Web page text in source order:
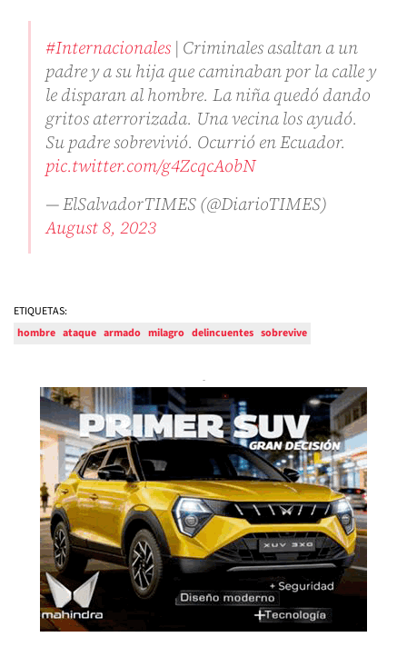
#Internacionales | Criminales asaltan a un
padre y a su hija que caminaban por la calle y
le disparan al hombre. La niña quedó dando
gritos aterrorizada. Una vecina los ayudó.
Su padre sobrevivió. Ocurrió en Ecuador.
pic.twitter.com/g4ZcqcAobN
— ElSalvadorTIMES (@DiarioTIMES)
August 8, 2023
ETIQUETAS:
hombre ataque armado milagro delincuentes sobrevive